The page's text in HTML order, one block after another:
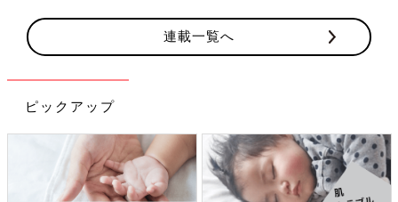
連載一覧へ
ピックアップ